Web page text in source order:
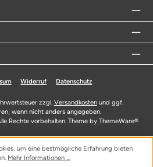
Widerruf Datenschutz
zzgl. Versandkostenund ggf.
wenn nicht anders angegeben.
Rechte vorbehalten. Theme by ThemeWare®
um eine bestmögliche Erfahrung bieten
Mehr Informationen ...